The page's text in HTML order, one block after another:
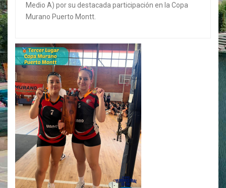
Medio A) por su destacada participación en la Copa
Murano Puerto Montt.